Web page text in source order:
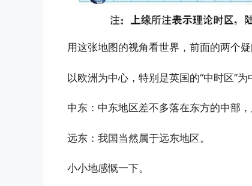
用这张地图的视角看世界，前面的两个疑
以欧洲为中心，特别是英国的“中时区”为
中东：中东地区差不多落在东方的中部，
远东：我国当然属于远东地区。
小小地感慨一下。